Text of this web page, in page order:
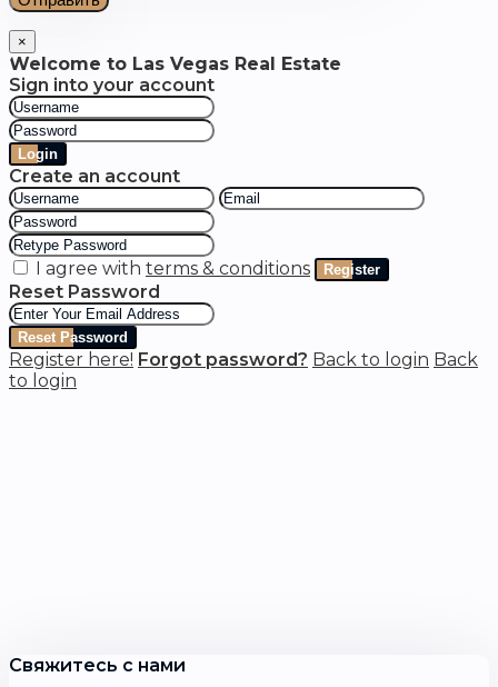
×
Welcome to Las Vegas Real Estate
Sign into your account
Login
Create an account
I agree with terms & conditions Register
Reset Password
Reset Password
Register here! Forgot password? Back to login Back
to login
Свяжитесь с нами